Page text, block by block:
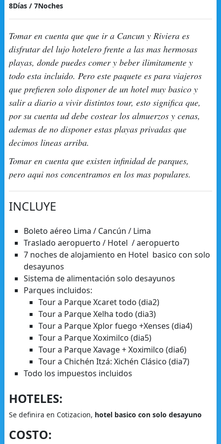
8Días / 7Noches
Tomar en cuenta que que ir a Cancun y Riviera es
disfrutar del lujo hotelero frente a las mas hermosas
playas, donde puedes comer y beber ilimitamente y
todo esta incluido. Pero este paquete es para viajeros
que prefieren solo disponer de un hotel muy basico y
salir a diario a vivir distintos tour, esto significa que,
por su cuenta ud debe costear los almuerzos y cenas,
ademas de no disponer estas playas privadas que
decimos lineas arriba.
Tomar en cuenta que existen infinidad de parques,
pero aqui nos concentramos en los mas populares.
INCLUYE
Boleto aéreo Lima / Cancún / Lima
Traslado aeropuerto / Hotel / aeropuerto
7 noches de alojamiento en Hotel basico con solo
desayunos
Sistema de alimentación solo desayunos
Parques incluidos:
Tour a Parque Xcaret todo (dia2)
Tour a Parque Xelha todo (dia3)
Tour a Parque Xplor fuego +Xenses (dia4)
Tour a Parque Xoximilco (dia5)
Tour a Parque Xavage + Xoximilco (dia6)
Tour a Chichén Itzá: Xichén Clásico (dia7)
Todo los impuestos incluidos
HOTELES:
Se definira en Cotizacion, hotel basico con solo desayuno
COSTO: